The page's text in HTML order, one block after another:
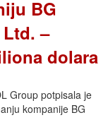
BG
–
dolara
Group potpisala je
kompanije BG